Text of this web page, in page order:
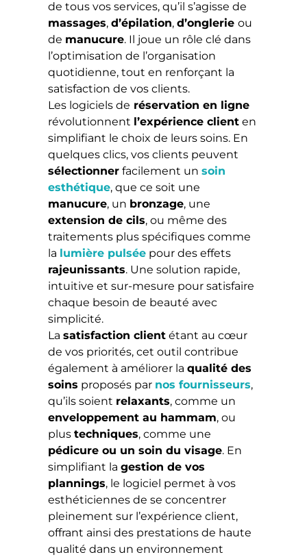
de tous vos services, qu’il s’agisse de
massages, d’épilation, d’onglerie ou
de manucure. Il joue un rôle clé dans
l’optimisation de l’organisation
quotidienne, tout en renforçant la
satisfaction de vos clients.
Les logiciels de réservation en ligne
révolutionnent l’expérience client en
simplifiant le choix de leurs soins. En
quelques clics, vos clients peuvent
sélectionner facilement un soin
esthétique, que ce soit une
manucure, un bronzage, une
extension de cils, ou même des
traitements plus spécifiques comme
la lumière pulsée pour des effets
rajeunissants. Une solution rapide,
intuitive et sur-mesure pour satisfaire
chaque besoin de beauté avec
simplicité.
La satisfaction client étant au cœur
de vos priorités, cet outil contribue
également à améliorer la qualité des
soins proposés par nos fournisseurs,
qu’ils soient relaxants, comme un
enveloppement au hammam, ou
plus techniques, comme une
pédicure ou un soin du visage. En
simplifiant la gestion de vos
plannings, le logiciel permet à vos
esthéticiennes de se concentrer
pleinement sur l’expérience client,
offrant ainsi des prestations de haute
qualité dans un environnement